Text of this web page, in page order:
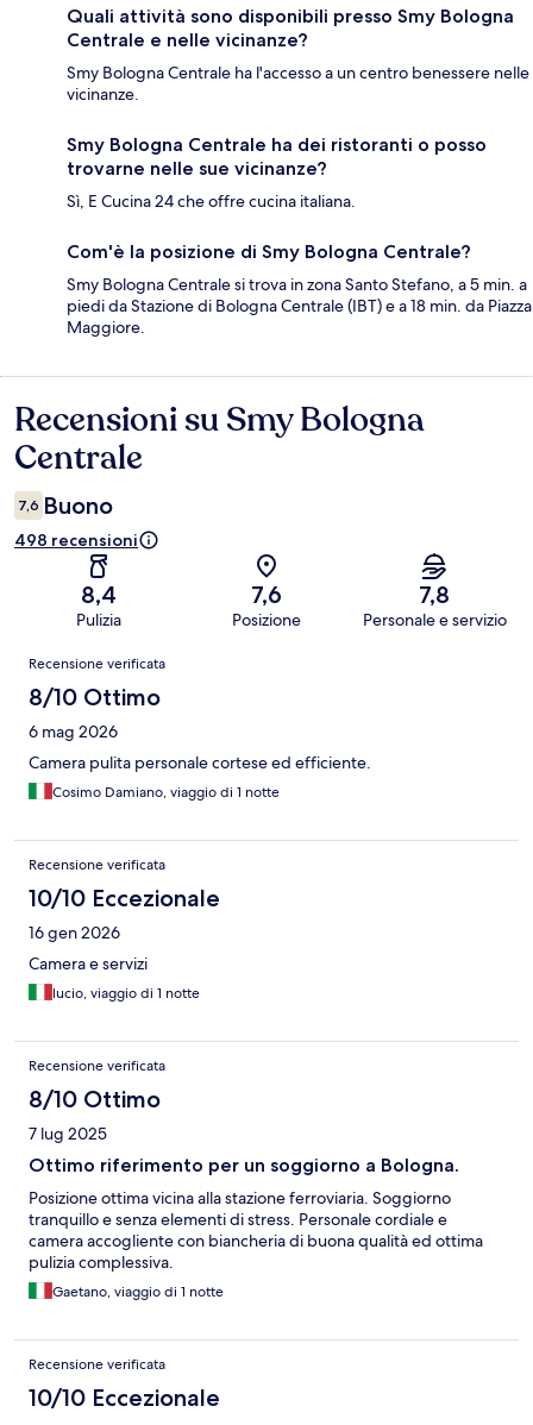
Quali attività sono disponibili presso Smy Bologna
Centrale e nelle vicinanze?
Smy Bologna Centrale ha l'accesso a un centro benessere nelle
vicinanze.
Smy Bologna Centrale ha dei ristoranti o posso
trovarne nelle sue vicinanze?
Sì, E Cucina 24 che offre cucina italiana.
Com'è la posizione di Smy Bologna Centrale?
Smy Bologna Centrale si trova in zona Santo Stefano, a 5 min. a
piedi da Stazione di Bologna Centrale (IBT) e a 18 min. da Piazza
Maggiore.
Recensioni
Recensioni su Smy Bologna
Centrale
7,6 Buono
498 recensioni
8,4
Pulizia
7,6
Posizione
7,8
Personale e servizio
Recensioni
Recensione verificata
8/10 Ottimo
6 mag 2026
Camera pulita personale cortese ed efficiente.
Cosimo Damiano, viaggio di 1 notte
Recensione verificata
10/10 Eccezionale
16 gen 2026
Camera e servizi
lucio, viaggio di 1 notte
Recensione verificata
8/10 Ottimo
7 lug 2025
Ottimo riferimento per un soggiorno a Bologna.
Posizione ottima vicina alla stazione ferroviaria. Soggiorno
tranquillo e senza elementi di stress. Personale cordiale e
camera accogliente con biancheria di buona qualità ed ottima
pulizia complessiva.
Gaetano, viaggio di 1 notte
Recensione verificata
10/10 Eccezionale